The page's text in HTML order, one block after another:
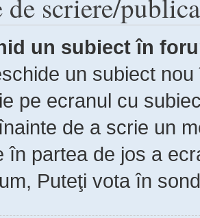
scriere/
un subiect în
un subiect
pe ecranul cu
de a scrie un
în partea de jos a
Puteţi vota în